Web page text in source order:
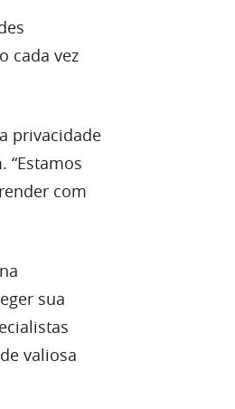
cada vez
privacidade
“Estamos
com
sua
valiosa